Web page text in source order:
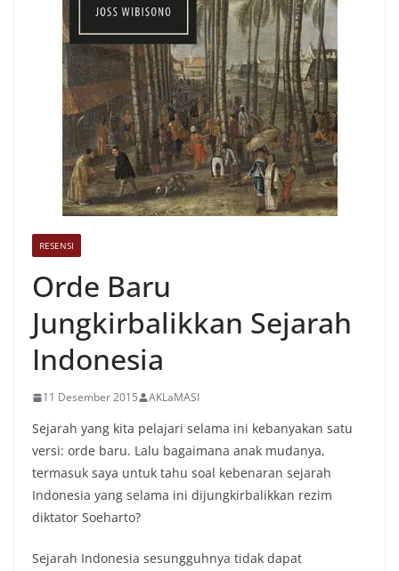
RESENSI
Orde Baru
Jungkirbalikkan Sejarah
Indonesia
11 Desember 2015 AKLaMASI
Sejarah yang kita pelajari selama ini kebanyakan satu
versi: orde baru. Lalu bagaimana anak mudanya,
termasuk saya untuk tahu soal kebenaran sejarah
Indonesia yang selama ini dijungkirbalikkan rezim
diktator Soeharto?
Sejarah Indonesia sesungguhnya tidak dapat